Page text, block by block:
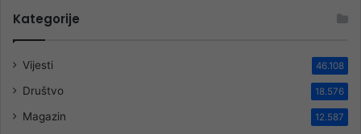
Kategorije
Vijesti 46.108
Društvo 18.576
Magazin 12.587